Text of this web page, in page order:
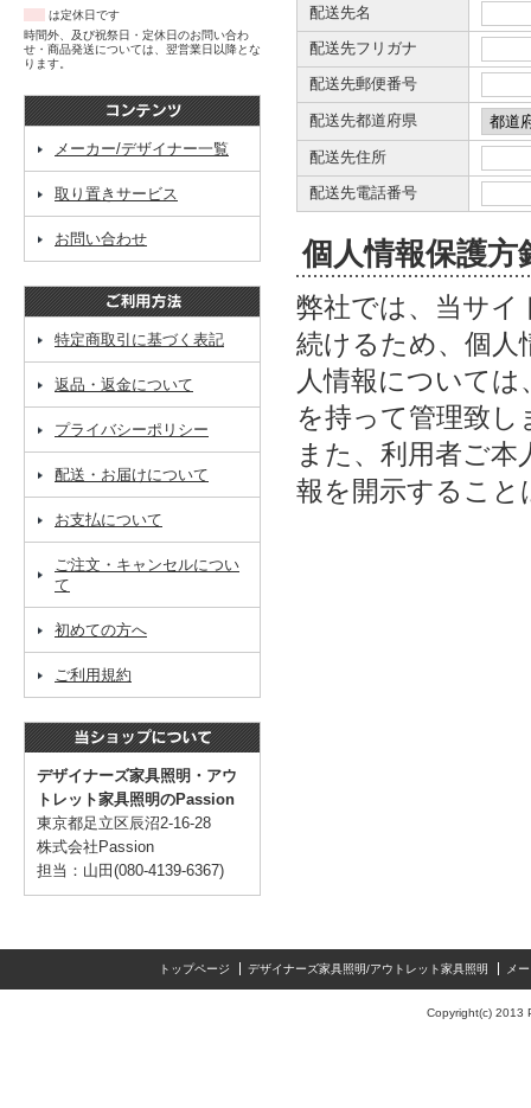
は定休日です
時間外、及び祝祭日・定休日のお問い合わ
せ・商品発送については、翌営業日以降とな
ります。
メーカー/デザイナー一覧
取り置きサービス
お問い合わせ
特定商取引に基づく表記
返品・返金について
プライバシーポリシー
配送・お届けについて
お支払について
ご注文・キャンセルについ
て
初めての方へ
ご利用規約
デザイナーズ家具照明・アウ
トレット家具照明のPassion
東京都足立区辰沼2-16-28
株式会社Passion
担当：山田(080-4139-6367)
配送先名
配送先フリガナ
配送先郵便番号
配送先都道府県
配送先住所
配送先電話番号
個人情報保護方
弊社では、当サイ
続けるため、個人
人情報について
を持って管理致し
また、利用者ご
報を開示するこ
トップページ デザイナーズ家具照明/アウトレット家具照明 メ
Copyright(c) 2013